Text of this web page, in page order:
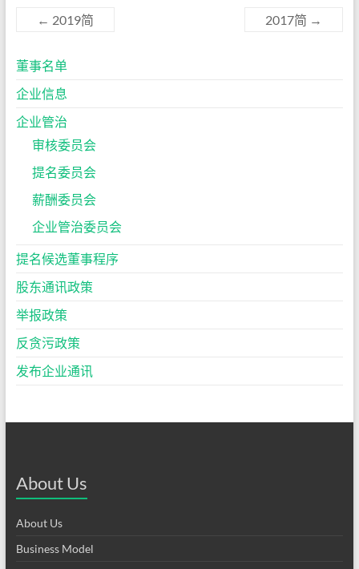
← 2019简 2017简 →
董事名单
企业信息
企业管治
审核委员会
提名委员会
薪酬委员会
企业管治委员会
提名候选董事程序
股东通讯政策
举报政策
反贪污政策
发布企业通讯
About Us
About Us
Business Model